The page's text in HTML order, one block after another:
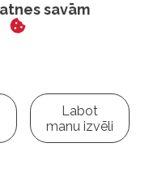
Atpakaļ
savām
Labot
manu izvēli